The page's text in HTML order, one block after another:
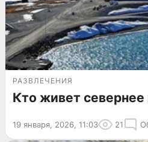
РАЗВЛЕЧЕНИЯ
Кто живет севернее
19 января, 2026, 11:03 21